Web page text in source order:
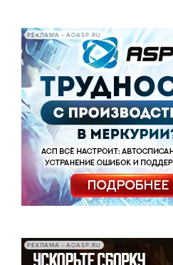
РЕКЛАМА • AOASP.RU
РЕКЛАМА • AOASP.RU